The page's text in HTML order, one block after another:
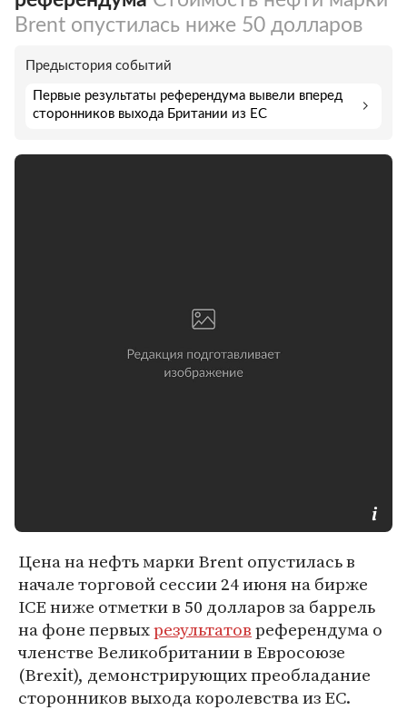
Brent опустилась ниже 50 долларов
Предыстория событий
Первые результаты референдума вывели вперед
сторонников выхода Британии из ЕС
Цена на нефть марки Brent опустилась в
начале торговой сессии 24 июня на бирже
ICE ниже отметки в 50 долларов за баррель
на фоне первыхрезультатовреферендума о
членстве Великобритании в Евросоюзе
(Brexit), демонстрирующих преобладание
сторонников выхода королевства из ЕС.